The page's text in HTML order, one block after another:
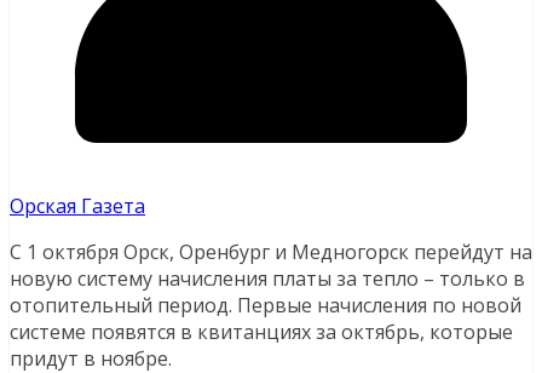
Орская Газета
С 1 октября Орск, Оренбург и Медногорск перейдут на
новую систему начисления платы за тепло – только в
отопительный период. Первые начисления по новой
системе появятся в квитанциях за октябрь, которые
придут в ноябре.